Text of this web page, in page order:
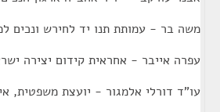
משה בר - עמותת תנו יד לחירש ונכים
עפרה אייבר - אחראית קידום יצירה
עו"ד דורלי אלמגור - יועצת משפטית,